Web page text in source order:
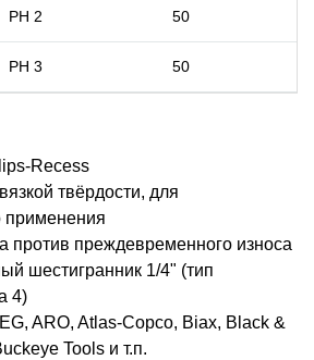
PH 2 50
PH 3 50
Recess
твёрдости, для
применения
против преждевременного износа
шестигранник 1/4" (тип
4)
ARO, Atlas-Copco, Biax, Black &
Tools и т.п.